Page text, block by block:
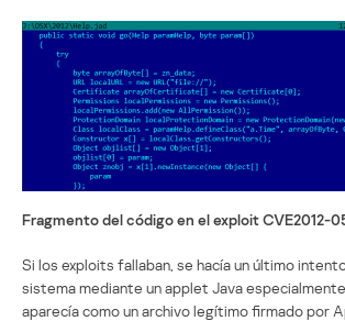
Fragmento del código en el exploit CVE2012-
Si los exploits fallaban, se hacía un último
sistema mediante un applet Java
aparecía como un archivo legítimo firmado por